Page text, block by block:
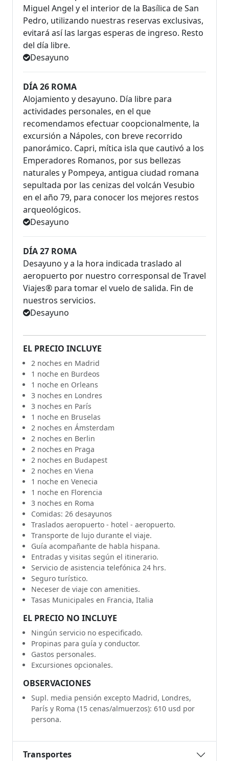
Miguel Angel y el interior de la Basílica de San
Pedro, utilizando nuestras reservas exclusivas,
evitará así las largas esperas de ingreso. Resto
del día libre.
Desayuno
DÍA 26 ROMA
Alojamiento y desayuno. Día libre para
actividades personales, en el que
recomendamos efectuar coopcionalmente, la
excursión a Nápoles, con breve recorrido
panorámico. Capri, mítica isla que cautivó a los
Emperadores Romanos, por sus bellezas
naturales y Pompeya, antigua ciudad romana
sepultada por las cenizas del volcán Vesubio
en el año 79, para conocer los mejores restos
arqueológicos.
Desayuno
DÍA 27 ROMA
Desayuno y a la hora indicada traslado al
aeropuerto por nuestro corresponsal de Travel
Viajes® para tomar el vuelo de salida. Fin de
nuestros servicios.
Desayuno
EL PRECIO INCLUYE
2 noches en Madrid
1 noche en Burdeos
1 noche en Orleans
3 noches en Londres
3 noches en París
1 noche en Bruselas
2 noches en Ámsterdam
2 noches en Berlin
2 noches en Praga
2 noches en Budapest
2 noches en Viena
1 noche en Venecia
1 noche en Florencia
3 noches en Roma
Comidas: 26 desayunos
Traslados aeropuerto - hotel - aeropuerto.
Transporte de lujo durante el viaje.
Guía acompañante de habla hispana.
Entradas y visitas según el itinerario.
Servicio de asistencia telefónica 24 hrs.
Seguro turístico.
Neceser de viaje con amenities.
Tasas Municipales en Francia, Italia
EL PRECIO NO INCLUYE
Ningún servicio no especificado.
Propinas para guía y conductor.
Gastos personales.
Excursiones opcionales.
OBSERVACIONES
Supl. media pensión excepto Madrid, Londres,
París y Roma (15 cenas/almuerzos): 610 usd por
persona.
Transportes